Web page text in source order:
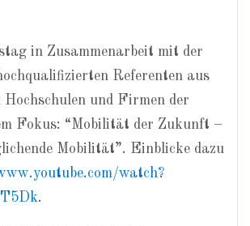
in Zusammenarbeit mit der
Referenten aus
Hochschulen und Firmen der
Fokus: “Mobilität der Zukunft –
Mobilität”. Einblicke dazu
watch?
.